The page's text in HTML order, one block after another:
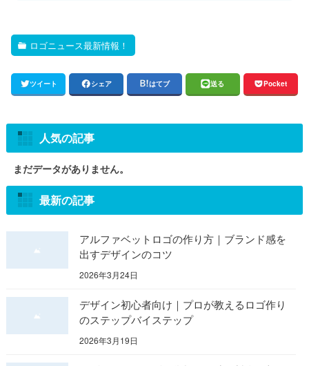
ロゴニュース最新情報！
ツイート シェア はてブ 送る Pocket
人気の記事
まだデータがありません。
最新の記事
アルファベットロゴの作り方｜ブランド感を
出すデザインのコツ
2026年3月24日
デザイン初心者向け｜プロが教えるロゴ作り
のステップバイステップ
2026年3月19日